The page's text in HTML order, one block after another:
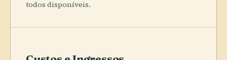
todos disponíveis.